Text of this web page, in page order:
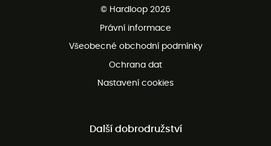
Bezplatná zákaznická služba
© Hardloop 2026
Právní informace
Všeobecné obchodní podmínky
Ochrana dat
Nastavení cookies
Další dobrodružství